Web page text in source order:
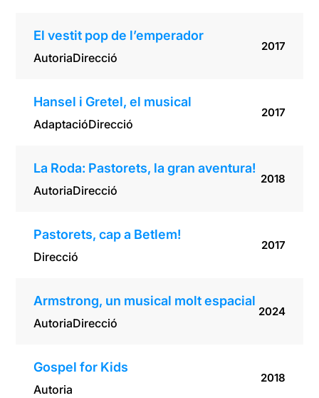
El vestit pop de l’emperador
AutoriaDirecció
2017
Hansel i Gretel, el musical
AdaptacióDirecció
2017
La Roda: Pastorets, la gran aventura!
AutoriaDirecció
2018
Pastorets, cap a Betlem!
Direcció
2017
Armstrong, un musical molt espacial
AutoriaDirecció
2024
Gospel for Kids
Autoria
2018